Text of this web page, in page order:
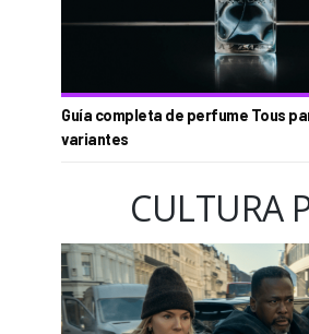
Guía completa de perfume Tous
variantes
CULTURA